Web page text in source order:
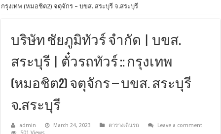
กรุงเทพ (หมอชิต2) จตุจักร – บขส. สระบุรี จ.สระบุรี
บริษัท ชัยภูมิทัวร์ จำกัด | บขส.
สระบุรี | ตั๋วรถทัวร์ :: กรุงเทพ
(หมอชิต2) จตุจักร – บขส. สระบุรี
จ.สระบุรี
admin March 24, 2023 ตารางเดินรถ
Leave a comment
501 Views